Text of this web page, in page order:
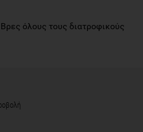
Βρες όλους τους διατροφικούς